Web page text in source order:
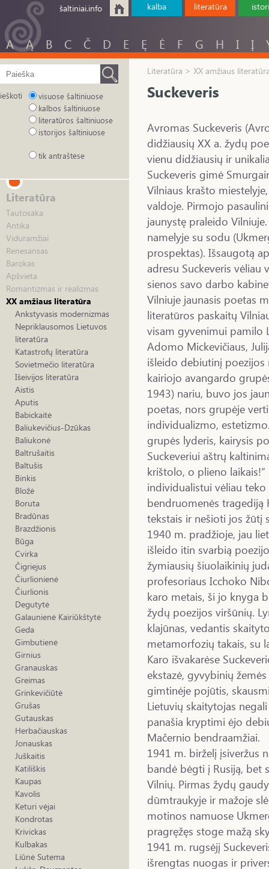
šaltiniai.info kalba literatūra
A Ą B C Č D E Ę Ė F G H I Į
ieškoti
visuose šaltiniuose
kalbos šaltiniuose
literatūros šaltiniuose
istorijos šaltiniuose
tik antraštėse
Literatūra
Tautosaka
Antika
Viduramžiai
Renesansas
Barokas
Apšvieta
Romantizmas ir realizmas
XX amžiaus literatūra
Ankstyvasis modernizmas
Nepriklausomos Lietuvos
literatūra
Katastrofų literatūra
Sovietmečio literatūra
Išeivijos literatūra
Aistis
Aputis
Babickaitė
Baliukevičius-Dzūkas
Baliukonė
Baltrušaitis
Baltušis
Binkis
Bložė
Boruta
Bradūnas
Brazdžionis
Būga
Cvirka
Čigriejus
Čiurlionienė
Čiurlionis
Degutytė
Galaunienė Kairiūkštytė
Geda
Gimbutienė
Girnius
Granauskas
Greimas
Grinkevičiūtė
Grušas
Gutauskas
Herbačiauskas
Jonauskas
Juškaitis
Katiliškis
Kaupas
Kavolis
Keturi vėjai
Kondrotas
Krivickas
Kulbakas
Liūnė Sutema
Literatūra > XX amžiaus
Suckeveris
Avromas Suckeveris
didžiausių XX a. žydų
vienu didžiausių ir
Suckeveris gimė
Vilniaus krašto
valdoje. Pirmojo
jaunystę praleido
namelyje su sodu
prospektas). Išsaugotą
adresu Suckeveris vėliau
sienos savo darbo
Vilniuje jaunasis poetas
literatūros paskaitų
visam gyvenimui pamilo
Adomo Mickevičiaus,
išleido debiutinį poezijos
kairiojo avangardo
1943) nariu, buvo jos
poetas, nors grupėje
individualizmo,
grupės lyderis, kairysis
Suckeveriui aštrų
krištolo, o plieno
individualistui vėliau
bendruomenės
tekstais ir nešioti jos žūtį
1940 m. pradžioje, jau
išleido itin svarbią
žymiausių šiuolaikinių
profesoriaus Icchoko
karo metais, ši jo knyga
žydų poezijos viršūnių.
klajūnas, vedantis
metamorfozių takais, su
Karo išvakarėse
ekstazė, gyvybinių
gimtinėje pojūtis,
Lietuvių skaitytojas
panašia kryptimi ėjo
Mačernio bendraamžiai.
1941 m. birželį įsiveržus
bandė bėgti į Rusiją, bet
Vilnių. Pirmas žydų
dūmtraukyje ir mažoje
motinos namuose
pragręžęs stoge mažą
1941 m. rugsėjį
išrengtas nuogas ir